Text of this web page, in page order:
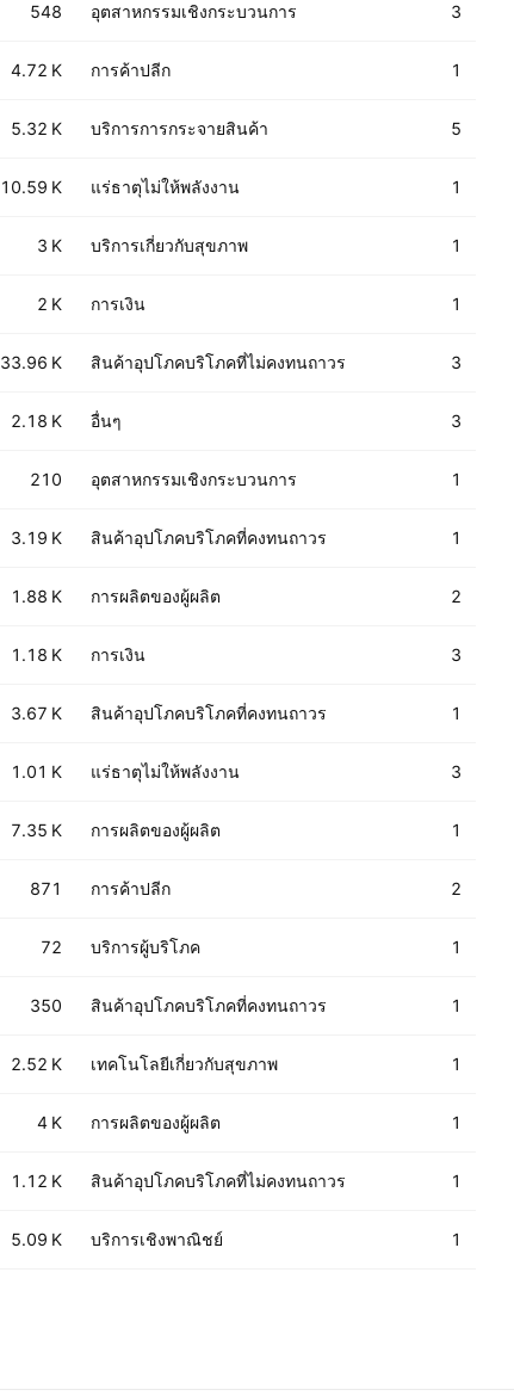
548 อุตสาหกรรมเชิงกระบวนการ 3
4.72 K การค้าปลีก 1
5.32 K บริการการกระจายสินค้า 5
10.59 K แร่ธาตุไม่ให้พลังงาน 1
3 K บริการเกี่ยวกับสุขภาพ 1
2 K การเงิน 1
33.96 K สินค้าอุปโภคบริโภคที่ไม่คงทนถาวร 3
2.18 K อื่นๆ 3
210 อุตสาหกรรมเชิงกระบวนการ 1
3.19 K สินค้าอุปโภคบริโภคที่คงทนถาวร 1
1.88 K การผลิตของผู้ผลิต 2
1.18 K การเงิน 3
3.67 K สินค้าอุปโภคบริโภคที่คงทนถาวร 1
1.01 K แร่ธาตุไม่ให้พลังงาน 3
7.35 K การผลิตของผู้ผลิต 1
871 การค้าปลีก 2
72 บริการผู้บริโภค 1
350 สินค้าอุปโภคบริโภคที่คงทนถาวร 1
2.52 K เทคโนโลยีเกี่ยวกับสุขภาพ 1
4 K การผลิตของผู้ผลิต 1
1.12 K สินค้าอุปโภคบริโภคที่ไม่คงทนถาวร 1
5.09 K บริการเชิงพาณิชย์ 1